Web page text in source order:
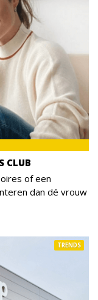
CLUB
of een
dan dé vrouw
TRENDS